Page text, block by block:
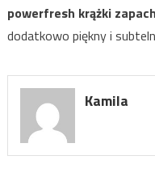
powerfresh krążki
dodatkowo piękny i
Kamila